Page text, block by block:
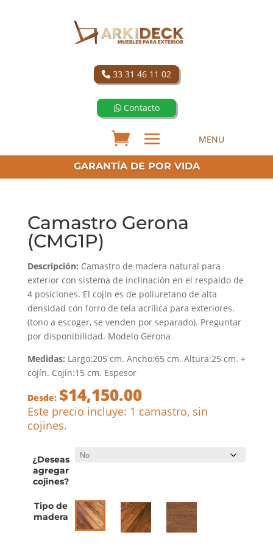
33 31 46 11 02
Contacto
GARANTÍA DE POR VIDA
Camastro Gerona
(CMG1P)
Descripción: Camastro de madera natural para
exterior con sistema de inclinación en el respaldo de
4 posiciones. El cojín es de poliuretano de alta
densidad con forro de tela acrílica para exteriores.
(tono a escoger, se venden por separado). Preguntar
por disponibilidad. Modelo Gerona
Medidas: Largo:205 cm. Ancho:65 cm. Altura:25 cm. +
cojín. Cojin:15 cm. Espesor
Desde: $14,150.00
Este precio incluye: 1 camastro, sin
cojines.
¿Deseas
agregar
cojines?
Tipo de
madera